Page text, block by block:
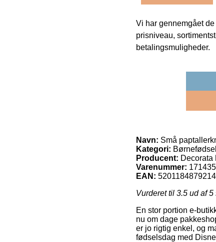
Vi har gennemgået
prisniveau,
betalingsmuligheder.
Navn: Små
Kategori:
Producent: Decorata
Varenummer:
EAN: 5201184879214
Vurderet til 3.5 ud af 5
En stor portion e-
nu om dage
er jo rigtig enkel, og
fødselsdag med